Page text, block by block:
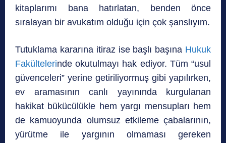
kitaplarımı bana hatırlatan, benden önce
sıralayan bir avukatım olduğu için çok şanslıyım.
Tutuklama kararına itiraz ise başlı başına Hukuk
Fakültelerinde okutulmayı hak ediyor. Tüm “usul
güvenceleri” yerine getiriliyormuş gibi yapılırken,
ev aramasının canlı yayınında kurgulanan
hakikat bükücülükle hem yargı mensupları hem
de kamuoyunda olumsuz etkileme çabalarının,
yürütme ile yargının olmaması gereken